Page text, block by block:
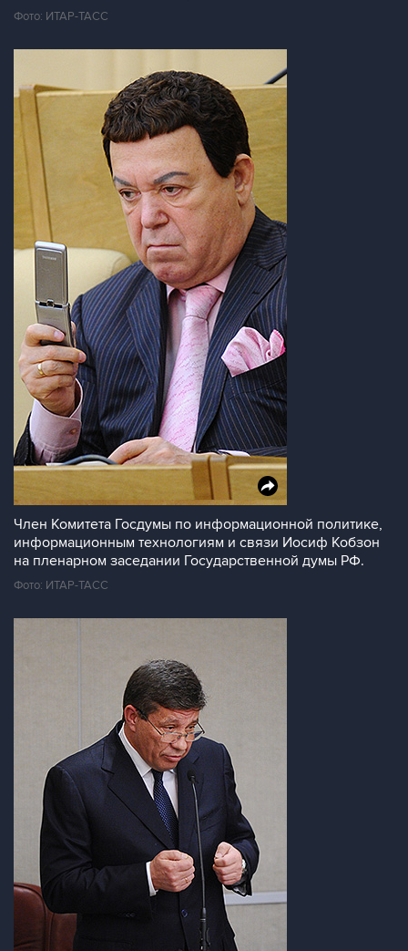
Фото: ИТАР-ТАСС
Член Комитета Госдумы по информационной политике,
информационным технологиям и связи Иосиф Кобзон
на пленарном заседании Государственной думы РФ.
Фото: ИТАР-ТАСС